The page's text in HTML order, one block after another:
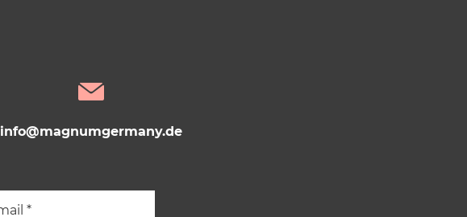
info@magnumgermany.de